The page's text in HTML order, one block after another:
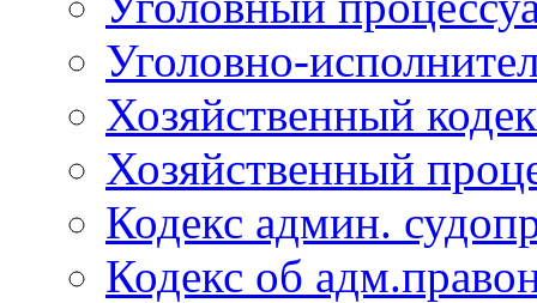
Уголовно-
Хозяйственный
Хозяйственный
Кодекс админ.
Кодекс об